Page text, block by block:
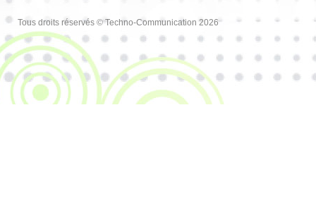
Tous droits réservés © Techno-Communication 2026